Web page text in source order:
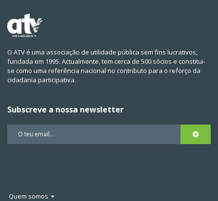
O ATV é uma associação de utilidade pública sem fins lucrativos,
fundada em 1995. Actualmente, tem cerca de 500 sócios e constitui-
se como uma referência nacional no contributo para o reforço da
cidadania participativa.
Subscreve a nossa newsletter
Quem somos